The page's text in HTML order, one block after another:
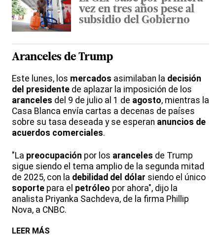
vez en tres años pese al
subsidio del Gobierno
Aranceles de Trump
Este lunes, los mercados asimilaban la decisión
del presidente de aplazar la imposición de los
aranceles del 9 de julio al 1 de agosto, mientras la
Casa Blanca envía cartas a decenas de países
sobre su tasa deseada y se esperan anuncios de
acuerdos comerciales.
"La preocupación por los aranceles de Trump
sigue siendo el tema amplio de la segunda mitad
de 2025, con la debilidad del dólar siendo el único
soporte para el petróleo por ahora", dijo la
analista Priyanka Sachdeva, de la firma Phillip
Nova, a CNBC.
LEER MÁS